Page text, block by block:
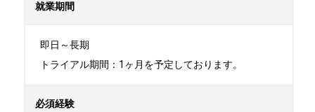
就業期間
即日～長期
トライアル期間：1ヶ月を予定しております。
必須経験